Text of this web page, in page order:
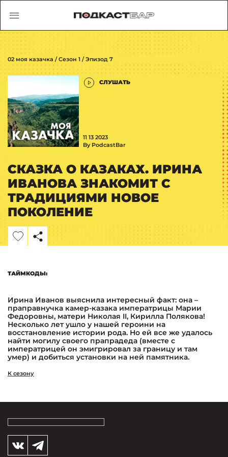
02 моя казачка / Сезон 1 / Эпизод 7
СЛУШАТЬ
11 13 2023
By PodcastBar
СКАЗКА О КАЗАКАХ. ИРИНА
ИВАНОВА ЗНАКОМИТ С
ТРАДИЦИЯМИ НОВОЕ
ПОКОЛЕНИЕ
ТАЙМКОДЫ:
Ирина Иванов выяснила интересный факт: она –
праправнучка камер-казака императрицы Марии
Федоровны, матери Николая II, Кирилла Полякова!
Несколько лет ушло у нашей героини на
восстановление истории рода. Но ей все же удалось
найти могилу своего прапрадеда (вместе с
императрицей он эмигрировал за границу и там
умер) и добиться установки на ней памятника.
К сезону